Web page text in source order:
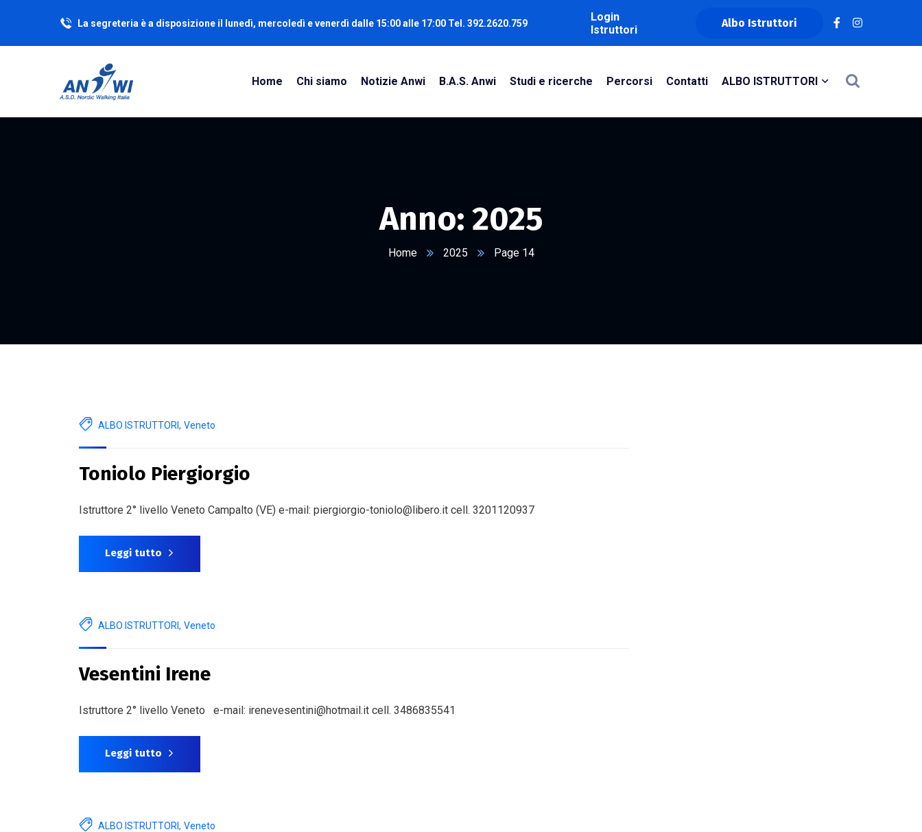
La segreteria è a disposizione il lunedì, mercoledì e venerdì dalle 15:00 alle 17:00 Tel. 392.2620.759
Login
Istruttori
Albo Istruttori
Home Chi siamo Notizie Anwi B.A.S. Anwi Studi e ricerche Percorsi Contatti ALBO ISTRUTTORI
Anno: 2025
Home 2025 Page 14
ALBO ISTRUTTORI, Veneto
Toniolo Piergiorgio
Istruttore 2° livello Veneto Campalto (VE) e-mail: piergiorgio-toniolo@libero.it cell. 3201120937
Leggi tutto
ALBO ISTRUTTORI, Veneto
Vesentini Irene
Istruttore 2° livello Veneto e-mail: irenevesentini@hotmail.it cell. 3486835541
Leggi tutto
ALBO ISTRUTTORI, Veneto